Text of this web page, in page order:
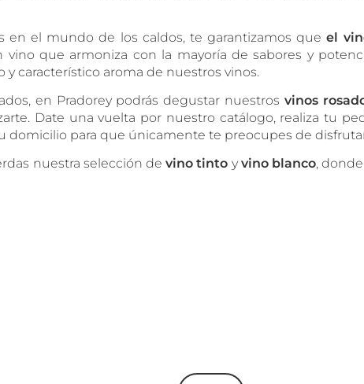
en el mundo de los caldos, te garantizamos queel
vino que armoniza con la mayoría de sabores y
y característico aroma de nuestros vinos.
en Pradorey podrás degustar nuestrosvinos
Date una vuelta por nuestro catálogo, realiza tu
domicilio para que únicamente te preocupes de
nuestra selección devino tinto yvino blanco,